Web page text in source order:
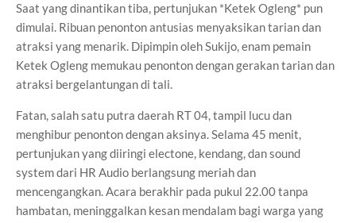
Saat yang dinantikan tiba, pertunjukan *Ketek Ogleng* pun
dimulai. Ribuan penonton antusias menyaksikan tarian dan
atraksi yang menarik. Dipimpin oleh Sukijo, enam pemain
Ketek Ogleng memukau penonton dengan gerakan tarian dan
atraksi bergelantungan di tali.
Fatan, salah satu putra daerah RT 04, tampil lucu dan
menghibur penonton dengan aksinya. Selama 45 menit,
pertunjukan yang diiringi electone, kendang, dan sound
system dari HR Audio berlangsung meriah dan
mencengangkan. Acara berakhir pada pukul 22.00 tanpa
hambatan, meninggalkan kesan mendalam bagi warga yang